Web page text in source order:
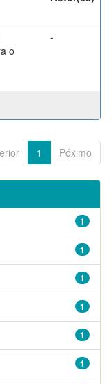
o
-
1 Póximo
1
1
1
1
1
1